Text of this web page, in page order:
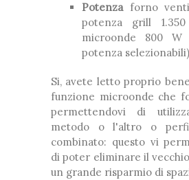
Potenzaforno
potenza grill
microonde 800
potenza selezionabili)
Si, avete letto proprio
funzione microonde che
permettendovi di
metodo o l'altro o
combinato: questo vi
di poter eliminare il
un grande risparmio di